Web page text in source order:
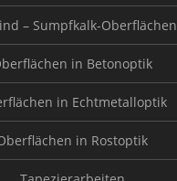
– Sumpfkalk-Oberflächen
in Betonoptik
in Echtmetalloptik
in Rostoptik